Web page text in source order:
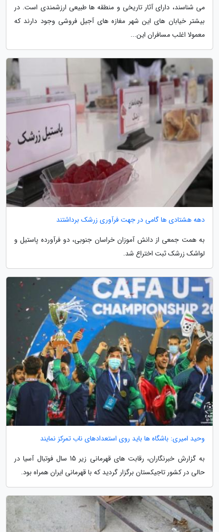
می شناسند، دارای آثار تاریخی و منطقه ها طبیعی ارزشمندی است. در
بیشتر خیابان های این شهر مغازه های آجیل فروشی وجود دارند که
معمولا اغلب مسافران این...
دهه هشتادی ها گامی در جهت فرآوری زرشک برداشتند
به همت جمعی از دانش آموزان خراسان جنوبی، دو فرآورده پاستیل و
لواشک زرشک ثبت اختراع شد.
وحید امیری: باشگاه ها باید روی استعدادهای ناب تمرکز نمایند
به گزارش خبرنگاران، رقابت های قهرمانی زیر 15 سال فوتبال آسیا در
حالی در کشور تاجیکستان برگزار گردید که با قهرمانی ایران همراه بود.